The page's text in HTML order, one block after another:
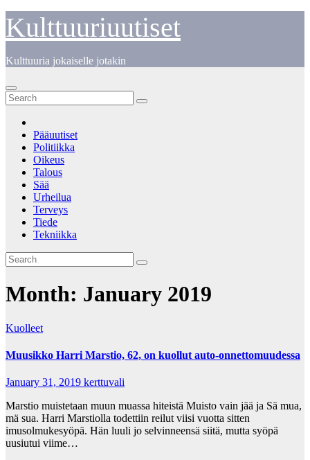
Skip
to
content
Kulttuuriuutiset
Kulttuuria jokaiselle jotakin
Pääuutiset
Politiikka
Oikeus
Talous
Sää
Urheilua
Terveys
Tiede
Tekniikka
Month: January 2019
Kuolleet
Muusikko Harri Marstio, 62, on kuollut auto-onnettomuudessa
January 31, 2019 kerttuvali
Marstio muistetaan muun muassa hiteistä Muisto vain jää ja Sä mua,
mä sua. Harri Marstiolla todettiin reilut viisi vuotta sitten
imusolmukesyöpä. Hän luuli jo selvinneensä siitä, mutta syöpä
uusiutui viime…